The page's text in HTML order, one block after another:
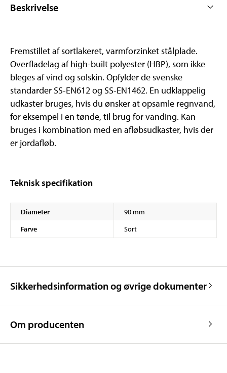
Beskrivelse
Fremstillet af sortlakeret, varmforzinket stålplade.
Overfladelag af high-built polyester (HBP), som ikke
bleges af vind og solskin. Opfylder de svenske
standarder SS-EN612 og SS-EN1462. En udklappelig
udkaster bruges, hvis du ønsker at opsamle regnvand,
for eksempel i en tønde, til brug for vanding. Kan
bruges i kombination med en afløbsudkaster, hvis der
er jordafløb.
Teknisk specifikation
Diameter
90 mm
Farve
Sort
Sikkerhedsinformation og øvrige dokumenter
Om producenten